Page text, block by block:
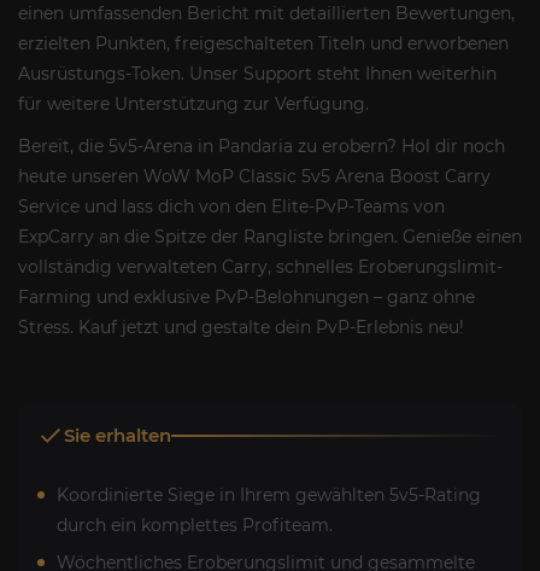
einen umfassenden Bericht mit detaillierten Bewertungen,
erzielten Punkten, freigeschalteten Titeln und erworbenen
Ausrüstungs-Token. Unser Support steht Ihnen weiterhin
für weitere Unterstützung zur Verfügung.
Bereit, die 5v5-Arena in Pandaria zu erobern? Hol dir noch
heute unseren WoW MoP Classic 5v5 Arena Boost Carry
Service und lass dich von den Elite-PvP-Teams von
ExpCarry an die Spitze der Rangliste bringen. Genieße einen
vollständig verwalteten Carry, schnelles Eroberungslimit-
Farming und exklusive PvP-Belohnungen – ganz ohne
Stress. Kauf jetzt und gestalte dein PvP-Erlebnis neu!
Sie erhalten
Koordinierte Siege in Ihrem gewählten 5v5-Rating
durch ein komplettes Profiteam.
Wöchentliches Eroberungslimit und gesammelte